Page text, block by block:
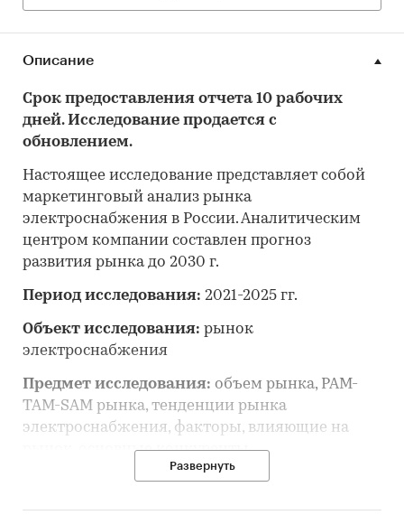
Описание
Срок предоставления отчета 10 рабочих
дней. Исследование продается с
обновлением.
Настоящее исследование представляет собой
маркетинговый анализ рынка
электроснабжения в России. Аналитическим
центром компании составлен прогноз
развития рынка до 2030 г.
Период исследования: 2021-2025 гг.
Объект исследования: рынок
электроснабжения
Предмет исследования: объем рынка, PAM-
TAM-SAM рынка, тенденции рынка
электроснабжения, факторы, влияющие на
рынок, основные конкуренты,
потребительские цены, отраслевые
Развернуть